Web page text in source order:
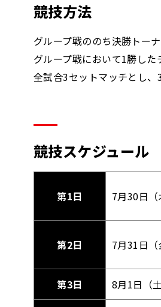
競技方法
グループ戦ののち決勝トー
グループ戦において1勝した
全試合3セットマッチとし、
競技スケジュール
第1日 7月30日（
第2日 7月31日（
第3日 8月1日（土